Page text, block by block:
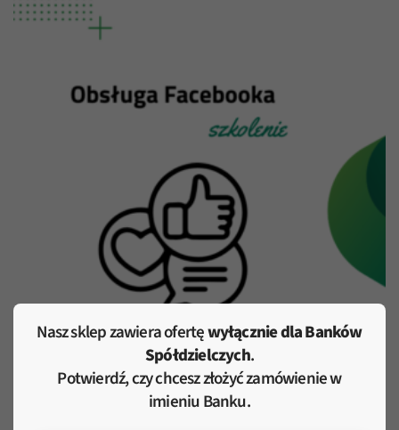
Szkolenie – obsługa Facebooka
Nasz sklep zawiera ofertęwyłącznie dla Banków
Spółdzielczych.
Potwierdź, czy chcesz złożyć zamówienie w
imieniu Banku.